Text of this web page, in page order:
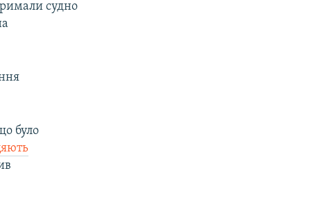
судно
було